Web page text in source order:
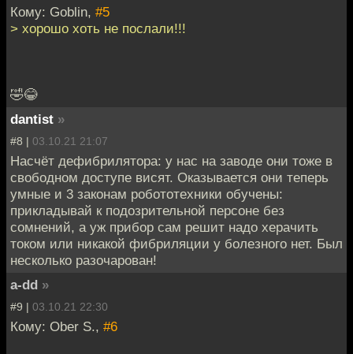
Кому: Goblin, #5
> хорошо хоть не послали!!!
🤣😂
dantist »
#8 | 03.10.21 21:07
Насчёт дефибрилятора: у нас на заводе они тоже в
свободном доступе висят. Оказывается они теперь
умные и 3 законам робототехники обучены:
прикладывай к подозрительной персоне без
сомнений, а уж прибор сам решит надо херачить
током или никакой фибриляции у болезного нет. Был
несколько разочарован!
a-dd »
#9 | 03.10.21 22:30
Кому: Ober S., #6